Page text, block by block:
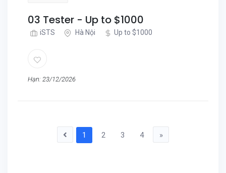
03 Tester - Up to $1000
iSTS Hà Nội Up to $1000
Hạn: 23/12/2026
1 2 3 4 »